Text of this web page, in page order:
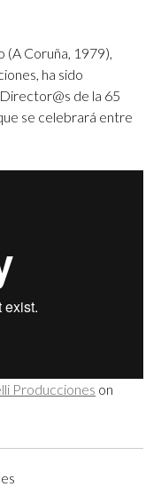
Coruña, 1979),
ha sido
de la 65
se celebrará entre
Producciones on